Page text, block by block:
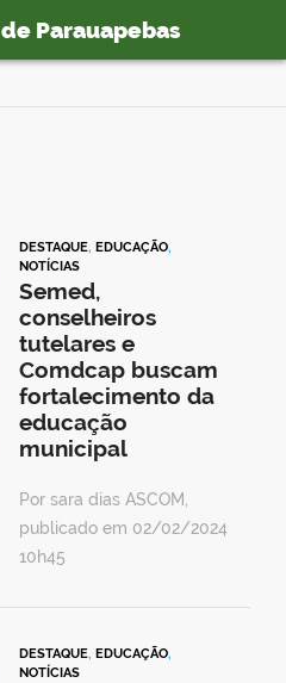
Parauapebas
DESTAQUE, EDUCAÇÃO,
NOTÍCIAS
Semed,
conselheiros
tutelares e
Comdcap buscam
fortalecimento da
educação
municipal
Por sara dias ASCOM,
publicado em 02/02/2024
10h45
DESTAQUE, EDUCAÇÃO,
NOTÍCIAS